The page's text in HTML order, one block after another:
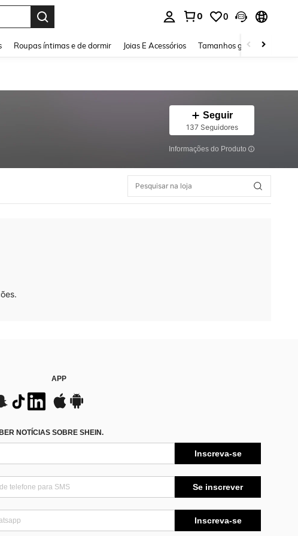
0 0
Roupas íntimas e de dormir Joias E Acessórios Tamanhos grandes
Seguir
137 Seguidores
Informações do Produto
APP
NOTÍCIAS SOBRE SHEIN.
Inscreva-se
Se inscrever
Inscreva-se